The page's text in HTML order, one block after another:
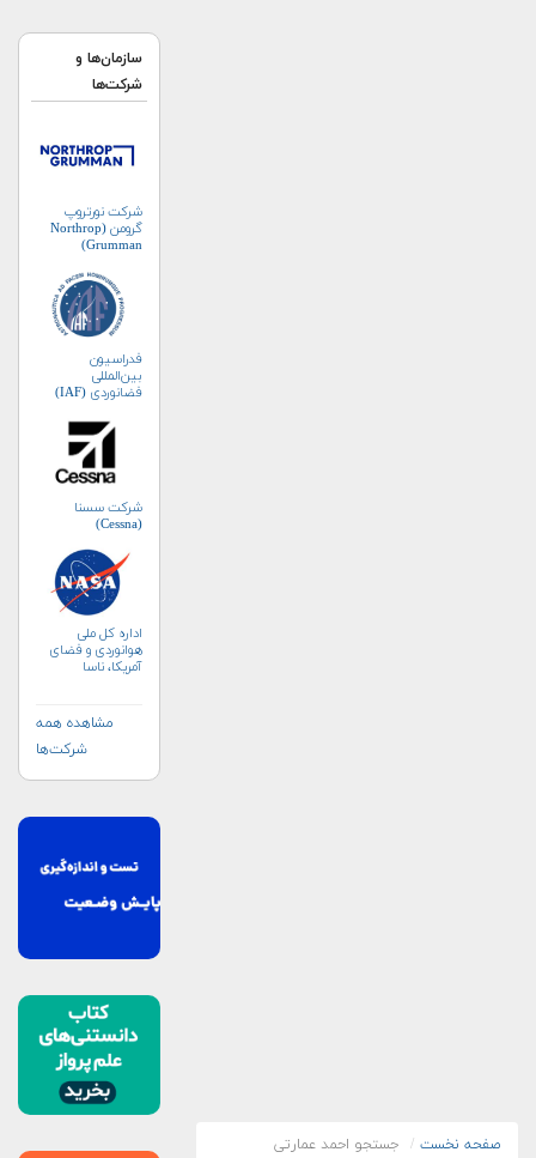
صفحه نخست جستجو احمد عمارتی
سازمان‌ها و
شرکت‌ها
شرکت نورتروپ
گرومن (Northrop
Grumman)
فدراسیون
بین‌المللی
فضانوردی (IAF)
شرکت سسنا
(Cessna)
اداره کل ملی
هوانوردی و فضای
آمریکا، ناسا
مشاهده همه
شرکت‌ها